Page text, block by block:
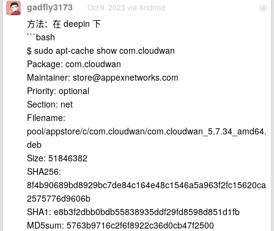
4
gadfly3173 Oct 9, 2023 via Android
方法：在 deepin 下
```bash
$ sudo apt-cache show com.cloudwan
Package: com.cloudwan
Maintainer: store@appexnetworks.com
Priority: optional
Section: net
Filename:
pool/appstore/c/com.cloudwan/com.cloudwan_5.7.34_amd64.
deb
Size: 51846382
SHA256:
8f4b90689bd8929bc7de84c164e48c1546a5a963f2fc15620ca
2575776d9606b
SHA1: e8b3f2dbb0bdb55838935ddf29fd8598d851d1fb
MD5sum: 5763b9716c2f6f8922c36d0cb47f2500